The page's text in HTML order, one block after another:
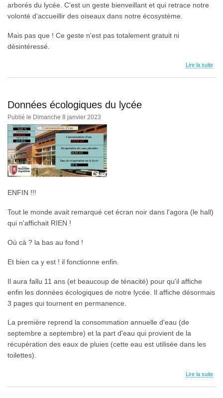
arborés du lycée. C'est un geste bienveillant et qui retrace notre
volonté d'accueillir des oiseaux dans notre écosystème.
Mais pas que ! Ce geste n'est pas totalement gratuit ni
désintéressé.
Lire la suite
Données écologiques du lycée
Publié le Dimanche 8 janvier 2023
ENFIN !!!
Tout le monde avait remarqué cet écran noir dans l'agora (le hall)
qui n'affichait RIEN !
Où cà ? la bas au fond !
Et bien ca y est ! il fonctionne enfin.
Il aura fallu 11 ans (et beaucoup de ténacité) pour qu'il affiche
enfin les données écologiques de notre lycée. Il affiche désormais
3 pages qui tournent en permanence.
La première reprend la consommation annuelle d'eau (de
septembre a septembre) et la part d'eau qui provient de la
récupération des eaux de pluies (cette eau est utilisée dans les
toilettes).
Lire la suite